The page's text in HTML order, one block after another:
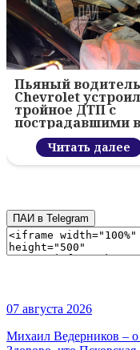
Пьяный водитель
Chevrolet
тройное ДТП с
пострадавшими в
Пскове
Читать далее
ПАИ в Telegram
07 августа 2026
Михаил Ведерников – о